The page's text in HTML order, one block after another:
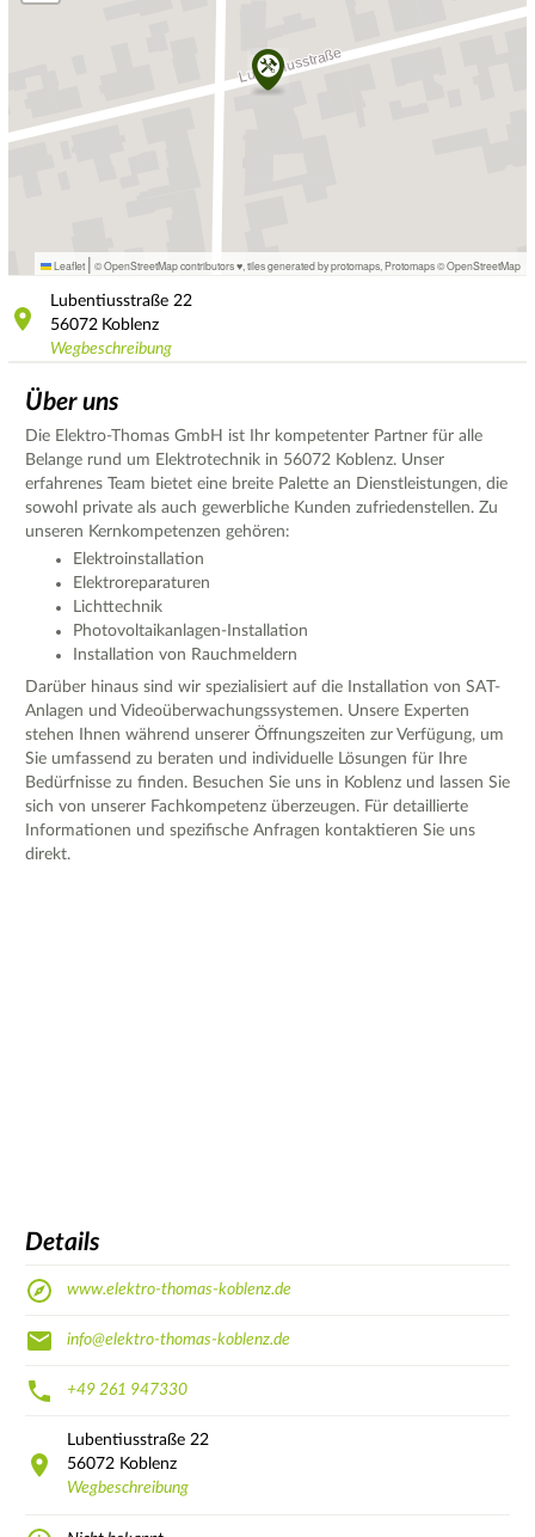
Leaflet | © OpenStreetMap contributors ♥, tiles generated by protomaps Protomaps©OpenStreetMap
Lubentiusstraße 22
56072 Koblenz
Wegbeschreibung
Über uns
Die Elektro-Thomas GmbH ist Ihr kompetenter Partner für alle
Belange rund um Elektrotechnik in 56072 Koblenz. Unser
erfahrenes Team bietet eine breite Palette an Dienstleistungen, die
sowohl private als auch gewerbliche Kunden zufriedenstellen. Zu
unseren Kernkompetenzen gehören:
Elektroinstallation
Elektroreparaturen
Lichttechnik
Photovoltaikanlagen-Installation
Installation von Rauchmeldern
Darüber hinaus sind wir spezialisiert auf die Installation von SAT-
Anlagen und Videoüberwachungssystemen. Unsere Experten
stehen Ihnen während unserer Öffnungszeiten zur Verfügung, um
Sie umfassend zu beraten und individuelle Lösungen für Ihre
Bedürfnisse zu finden. Besuchen Sie uns in Koblenz und lassen Sie
sich von unserer Fachkompetenz überzeugen. Für detaillierte
Informationen und spezifische Anfragen kontaktieren Sie uns
direkt.
Details
www.elektro-thomas-koblenz.de
info@elektro-thomas-koblenz.de
+49 261 947330
Lubentiusstraße 22
56072 Koblenz
Wegbeschreibung